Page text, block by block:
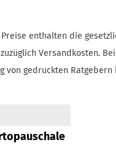
enthalten die
Versandkosten.
von gedruckten